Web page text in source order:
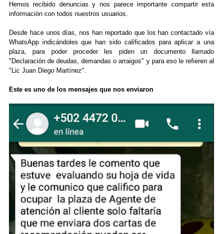
Hemos recibido denuncias y nos parece importante compartir esta
información con todos nuestros usuarios.
Desde hace unos días, nos han reportado que los han contactado vía
WhatsApp indicándoles que han sido calificados para aplicar a una
plaza, para poder proceder les piden un documento llamado
"Declaración de deudas, demandas o arraigos" y para eso le refieren al
"Lic Juan Diego Martínez".
Este es uno de los mensajes que nos enviaron